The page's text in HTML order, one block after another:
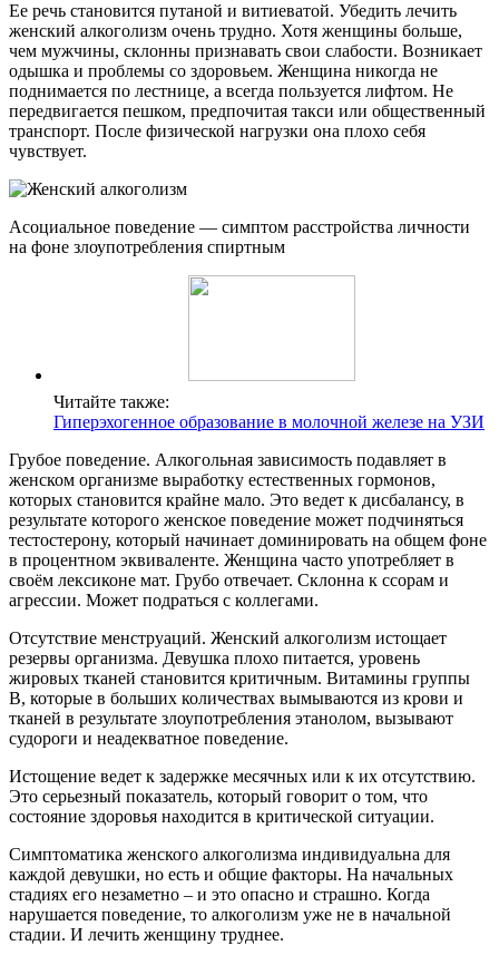
Ее речь становится путаной и витиеватой. Убедить лечить
женский алкоголизм очень трудно. Хотя женщины больше,
чем мужчины, склонны признавать свои слабости. Возникает
одышка и проблемы со здоровьем. Женщина никогда не
поднимается по лестнице, а всегда пользуется лифтом. Не
передвигается пешком, предпочитая такси или общественный
транспорт. После физической нагрузки она плохо себя
чувствует.
Асоциальное поведение — симптом расстройства личности
на фоне злоупотребления спиртным
Читайте также:
Гиперэхогенное образование в молочной железе на УЗИ
Грубое поведение. Алкогольная зависимость подавляет в
женском организме выработку естественных гормонов,
которых становится крайне мало. Это ведет к дисбалансу, в
результате которого женское поведение может подчиняться
тестостерону, который начинает доминировать на общем фоне
в процентном эквиваленте. Женщина часто употребляет в
своём лексиконе мат. Грубо отвечает. Склонна к ссорам и
агрессии. Может подраться с коллегами.
Отсутствие менструаций. Женский алкоголизм истощает
резервы организма. Девушка плохо питается, уровень
жировых тканей становится критичным. Витамины группы
В, которые в больших количествах вымываются из крови и
тканей в результате злоупотребления этанолом, вызывают
судороги и неадекватное поведение.
Истощение ведет к задержке месячных или к их отсутствию.
Это серьезный показатель, который говорит о том, что
состояние здоровья находится в критической ситуации.
Симптоматика женского алкоголизма индивидуальна для
каждой девушки, но есть и общие факторы. На начальных
стадиях его незаметно – и это опасно и страшно. Когда
нарушается поведение, то алкоголизм уже не в начальной
стадии. И лечить женщину труднее.